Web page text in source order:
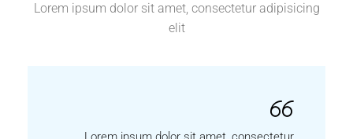
Lorem ipsum dolor sit amet, consectetur adipisicing
elit